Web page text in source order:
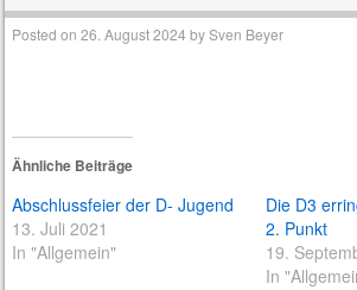
Posted on26. August 2024 bySven Beyer
Ähnliche Beiträge
Abschlussfeier der D- Jugend
13. Juli 2021
In "Allgemein"
Die D3
2. Punkt
19.
In